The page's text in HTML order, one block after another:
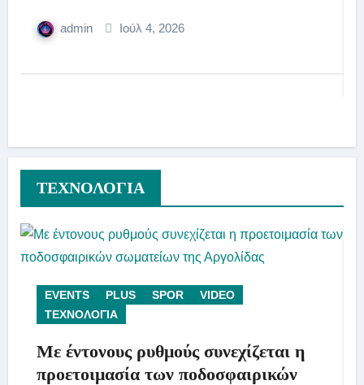
admin Ιούλ 4, 2026
ΤΕΧΝΟΛΟΓΙΑ
EVENTS PLUS SPOR
VIDEO
ΤΕΧΝΟΛΟΓΙΑ
Με έντονους ρυθμούς συνεχίζεται η
προετοιμασία των ποδοσφαιρικών